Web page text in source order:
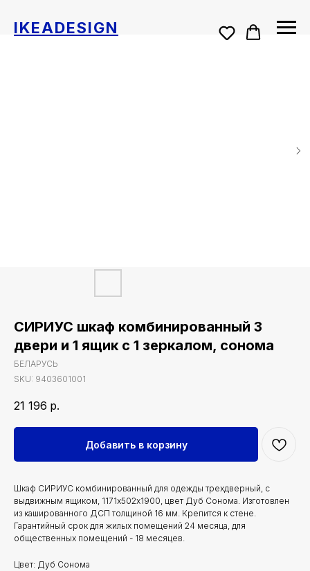
IKEADESIGN
СИРИУС шкаф комбинированный 3
двери и 1 ящик с 1 зеркалом, сонома
БЕЛАРУСЬ
SKU: 9403601001
21 196 р.
Добавить в корзину
Шкаф СИРИУС комбинированный для одежды трехдверный, с
выдвижным ящиком, 1171х502х1900, цвет Дуб Сонома. Изготовлен
из кашированного ДСП толщиной 16 мм. Крепится к стене.
Гарантийный срок для жилых помещений 24 месяца, для
общественных помещений - 18 месяцев.
Цвет: Дуб Сонома